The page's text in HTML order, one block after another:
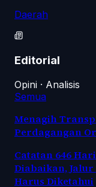
Daerah
Editorial
Opini · Analisis
Semua
Menagih
Perdagangan
Catatan 646
Diabaikan,
Harus Diketahui